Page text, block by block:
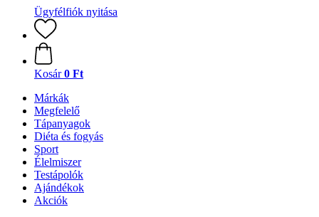
Ügyfélfiók nyitása
Kosár 0 Ft
Márkák
Megfelelő
Tápanyagok
Diéta és fogyás
Sport
Élelmiszer
Testápolók
Ajándékok
Akciók